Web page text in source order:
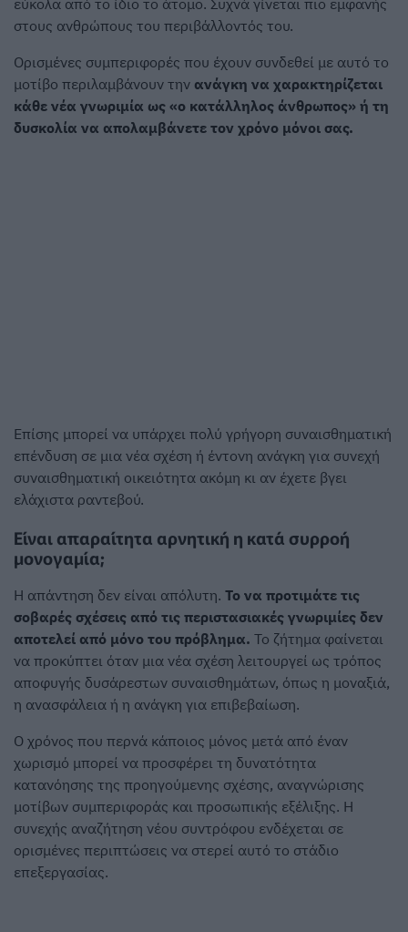
στους ανθρώπους του περιβάλλοντός του.
Ορισμένες συμπεριφορές που έχουν συνδεθεί με αυτό το
μοτίβο περιλαμβάνουν την ανάγκη να χαρακτηρίζεται
κάθε νέα γνωριμία ως «ο κατάλληλος άνθρωπος» ή τη
δυσκολία να απολαμβάνετε τον χρόνο μόνοι σας.
Επίσης μπορεί να υπάρχει πολύ γρήγορη συναισθηματική
επένδυση σε μια νέα σχέση ή έντονη ανάγκη για συνεχή
συναισθηματική οικειότητα ακόμη κι αν έχετε βγει
ελάχιστα ραντεβού.
Είναι απαραίτητα αρνητική η κατά συρροή
μονογαμία;
Η απάντηση δεν είναι απόλυτη. Το να προτιμάτε τις
σοβαρές σχέσεις από τις περιστασιακές γνωριμίες δεν
αποτελεί από μόνο του πρόβλημα. Το ζήτημα φαίνεται
να προκύπτει όταν μια νέα σχέση λειτουργεί ως τρόπος
αποφυγής δυσάρεστων συναισθημάτων, όπως η μοναξιά,
η ανασφάλεια ή η ανάγκη για επιβεβαίωση.
Ο χρόνος που περνά κάποιος μόνος μετά από έναν
χωρισμό μπορεί να προσφέρει τη δυνατότητα
κατανόησης της προηγούμενης σχέσης, αναγνώρισης
μοτίβων συμπεριφοράς και προσωπικής εξέλιξης. Η
συνεχής αναζήτηση νέου συντρόφου ενδέχεται σε
ορισμένες περιπτώσεις να στερεί αυτό το στάδιο
επεξεργασίας.